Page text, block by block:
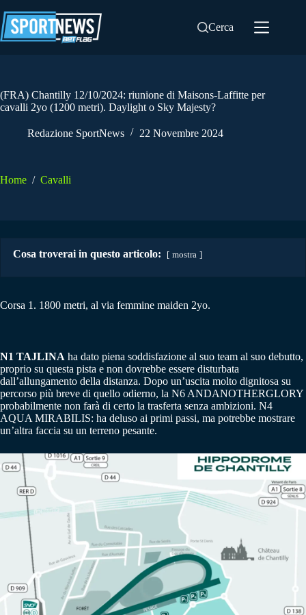
al
contenuto
Cerca
(FRA) Chantilly 12/10/2024: riunione di Maisons-Laffitte per
cavalli 2yo (1200 metri). Daylight o Sky Majesty?
Redazione SportNews 22 Novembre 2024
Home / Cavalli
Cosa troverai in questo articolo: mostra
Corsa 1. 1800 metri, al via femmine maiden 2yo.
N1 TAJLINA ha dato piena soddisfazione al suo team al suo debutto,
proprio su questa pista e non dovrebbe essere disturbata
dall’allungamento della distanza. Dopo un’uscita molto dignitosa su
percorso più breve di quello odierno, la N6 ANDANOTHERGLORY
probabilmente non farà di certo la trasferta senza ambizioni. N4
AQUA MIRABILIS: ha deluso ai primi passi, ma potrebbe mostrare
un’altra faccia su un terreno pesante.